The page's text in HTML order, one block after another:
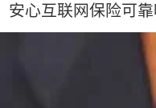
安心互联网保险可